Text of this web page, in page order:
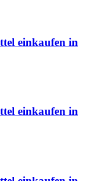
einkaufen in
einkaufen in